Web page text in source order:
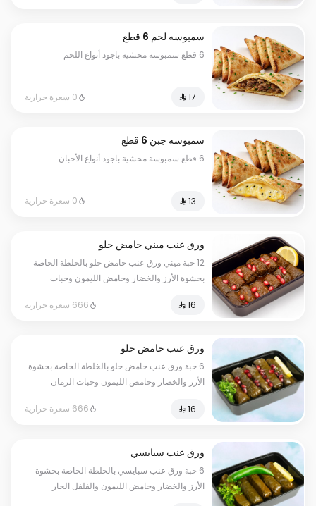
سمبوسه لحم 6 قطع
6 قطع سمبوسة محشية باجود أنواع اللحم
0 سعرة حرارية
سمبوسه جبن 6 قطع
6 قطع سمبوسة محشية باجود أنواع الأجبان
0 سعرة حرارية
ورق عنب ميني حامض حلو
12 حبة ميني ورق عنب حامض حلو بالخلطة الخاصة
بحشوة الأرز والخضار وحامض الليمون وحبات
666 سعرة حرارية
ورق عنب حامض حلو
6 حبة ورق عنب حامض حلو بالخلطة الخاصة بحشوة
الأرز والخضار وحامض الليمون وحبات الرمان
666 سعرة حرارية
ورق عنب سبايسي
6 حبة ورق عنب سبايسي بالخلطة الخاصة بحشوة
الأرز والخضار وحامض الليمون والفلفل الحار